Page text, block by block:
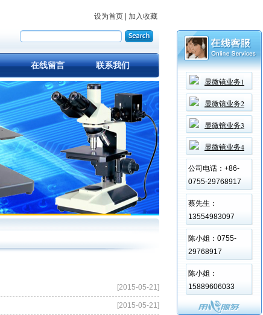
显微镜业务1
显微镜业务2
显微镜业务3
显微镜业务4
公司电话：+86-
0755-29768917
蔡先生：
13554983097
陈小姐：0755-
29768917
陈小姐：
15889606033
设为首页 加入收藏
在线留言 联系我们
[2015-05-21]
[2015-05-21]